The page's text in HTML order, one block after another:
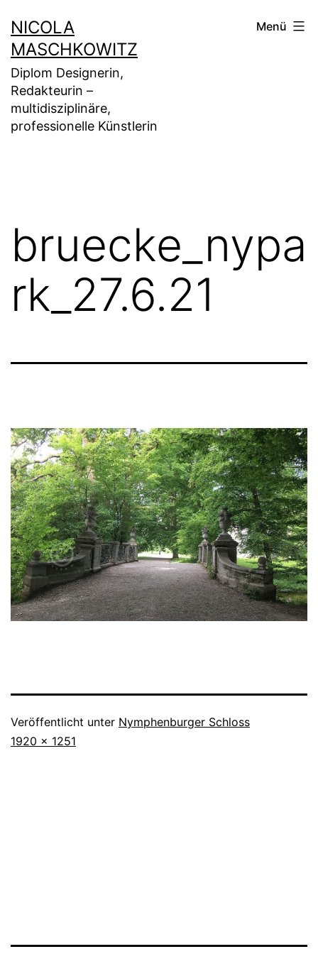
Inhalt
springen
NICOLA
MASCHKOWITZ
Diplom Designerin,
Redakteurin –
multidisziplinäre,
professionelle Künstlerin
Menü
bruecke_nypa
rk_27.6.21
Veröffentlicht unter Nymphenburger Schloss
Originalgröße
1920 × 1251